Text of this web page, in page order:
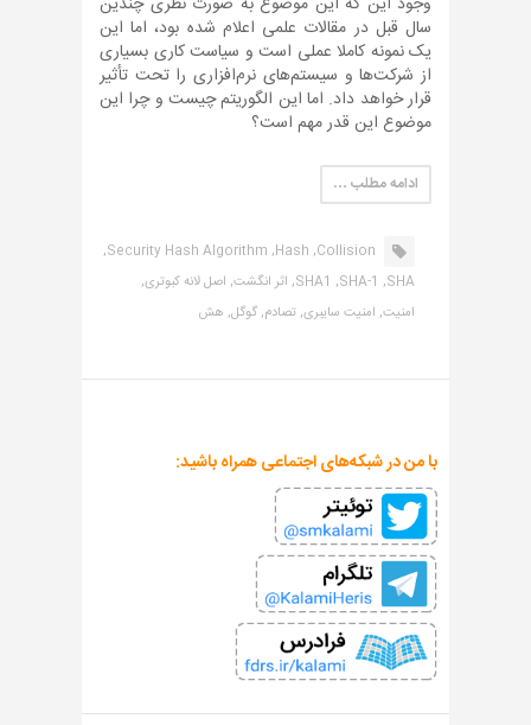
سال قبل در مقالات علمی اعلام شده بود، اما این
یک نمونه کاملا عملی است و سیاست کاری بسیاری
از شرکت‌ها و سیستم‌های نرم‌افزاری را تحت تأثیر
قرار خواهد داد. اما این الگوریتم چیست و چرا این
موضوع این قدر مهم است؟
ادامه مطلب …
Collision,
Hash,
Security Hash Algorithm,
SHA,
SHA-1,
SHA1, اثر انگشت, اصل لانه کبوتری,
امنیت, امنیت سایبری,تصادم,گوگل, هش
با من در شبکه‌های اجتماعی همراه باشید: